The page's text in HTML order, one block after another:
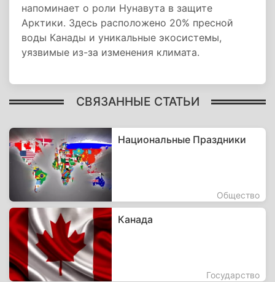
напоминает о роли Нунавута в защите
Арктики. Здесь расположено 20% пресной
воды Канады и уникальные экосистемы,
уязвимые из-за изменения климата.
СВЯЗАННЫЕ СТАТЬИ
Национальные Праздники
Общество
Канада
Государство